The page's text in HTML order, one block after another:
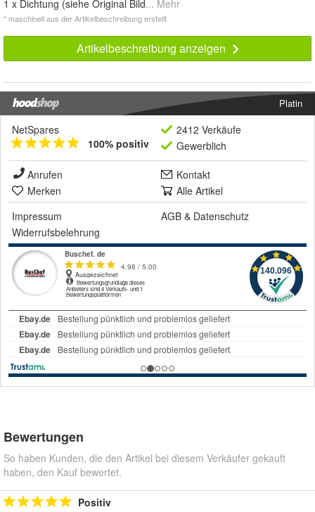
1 x Dichtung (siehe Original Bild... Mehr
* maschinell aus der Artikelbeschreibung erstellt
Artikelbeschreibung anzeigen
Platin
NetSpares
100% positiv
2412 Verkäufe
Gewerblich
Anrufen
Kontakt
Merken
Alle Artikel
Impressum
AGB & Datenschutz
Widerrufsbelehrung
Bewertungen
So haben Kunden, die den Artikel bei diesem Verkäufer gekauft
haben, den Kauf bewertet.
Positiv